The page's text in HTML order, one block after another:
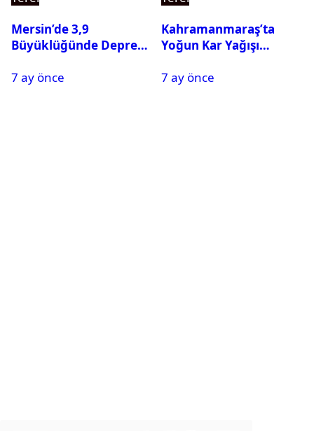
Mersin’de 3,9
Büyüklüğünde Deprem
7 ay önce
Kahramanmaraş’ta
Yoğun Kar Yağışı
Tatil
7 ay önce